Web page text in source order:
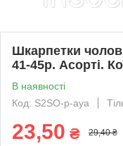
Шкарпетки
41-45р. Асорті.
В наявності
Код: S2SO-p-aya
23,50 ₴ 29,40 ₴